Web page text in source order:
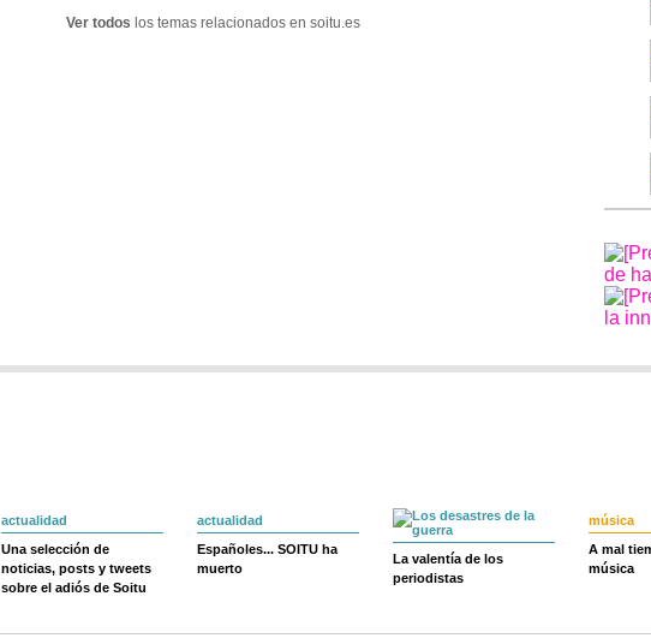
Ver todos los temas relacionados en soitu.es
actualidad
Una selección de
noticias, posts y tweets
sobre el adiós de Soitu
actualidad
Españoles... SOITU ha
muerto
La valentía de los
periodistas
música
A mal
música